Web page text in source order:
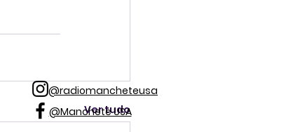
Ver tudo
@radiomancheteusa
@Manchete USA